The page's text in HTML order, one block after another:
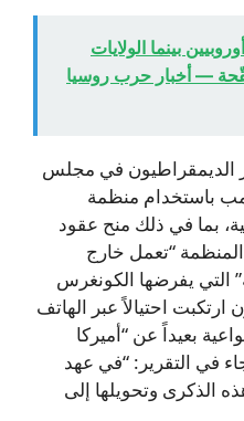
بينما الولايات
— أخبار حرب روسيا
الديمقراطيون في مجلس
باستخدام منظمة
سياسية، بما في ذلك منح عقود
المنظمة “تعمل خارج
التي يفرضها الكونغرس
احتيالاً عبر الهاتف
بعيداً عن “أميركا
في التقرير: “في عهد
الذكرى وتحويلها إلى